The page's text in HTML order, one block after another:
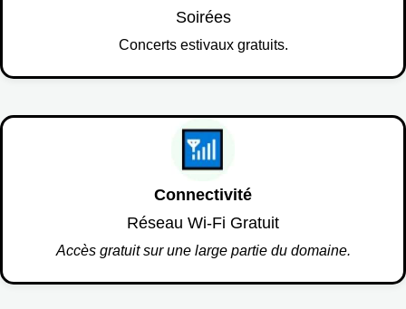
Soirées
Concerts estivaux gratuits.
Connectivité
Réseau Wi-Fi Gratuit
Accès gratuit sur une large partie du domaine.